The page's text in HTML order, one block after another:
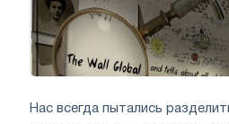
Нас всегда пытались